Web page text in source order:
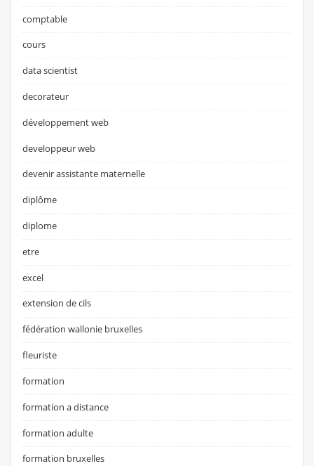
comptable
cours
data scientist
decorateur
développement web
developpeur web
devenir assistante maternelle
diplôme
diplome
etre
excel
extension de cils
fédération wallonie bruxelles
fleuriste
formation
formation a distance
formation adulte
formation bruxelles